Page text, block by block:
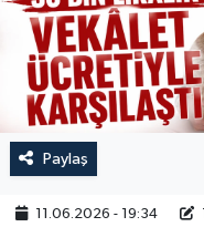
Paylaş
11.06.2026 - 19:34